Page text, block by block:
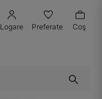
Logare Preferate Coş